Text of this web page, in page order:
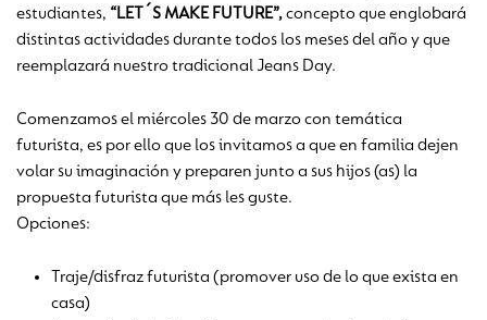
estudiantes, “LET´S MAKE FUTURE”,concepto que englobará
distintas actividades durante todos los meses del año y que
reemplazará nuestro tradicional Jeans Day.
Comenzamos el miércoles 30 de marzo con temática
futurista, es por ello que los invitamos a que en familia dejen
volar su imaginación y preparen junto a sus hijos (as) la
propuesta futurista que más les guste.
Opciones:
Traje/disfraz futurista (promover uso de lo que exista en
casa)